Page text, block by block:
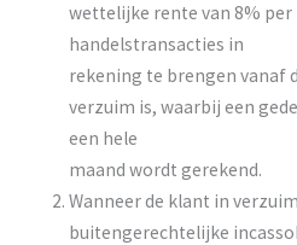
wettelijke rente van 8% per
handelstransacties in
rekening te brengen vanaf
verzuim is, waarbij een
een hele
maand wordt gerekend.
Wanneer de klant in
buitengerechtelijke